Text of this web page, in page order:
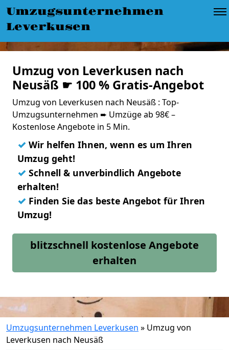
Umzugsunternehmen
Leverkusen
Umzug von Leverkusen nach
Neusäß ☛ 100 % Gratis-Angebot
Umzug von Leverkusen nach Neusäß : Top-
Umzugsunternehmen ➨ Umzüge ab 98€ –
Kostenlose Angebote in 5 Min.
✓ Wir helfen Ihnen, wenn es um Ihren
Umzug geht!
✓ Schnell & unverbindlich Angebote
erhalten!
✓ Finden Sie das beste Angebot für Ihren
Umzug!
blitzschnell kostenlose Angebote
erhalten
Umzugsunternehmen Leverkusen » Umzug von
Leverkusen nach Neusäß